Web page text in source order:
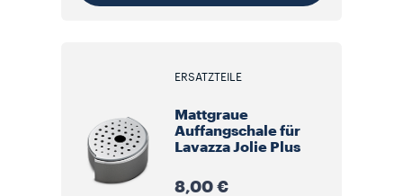
ERSATZTEILE
Mattgraue
Auffangschale für
Lavazza Jolie Plus
8,00 €